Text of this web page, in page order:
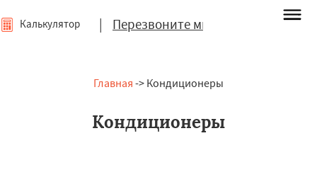
| Перезвоните мне
Калькулятор
Главная -> Кондиционеры
Кондиционеры